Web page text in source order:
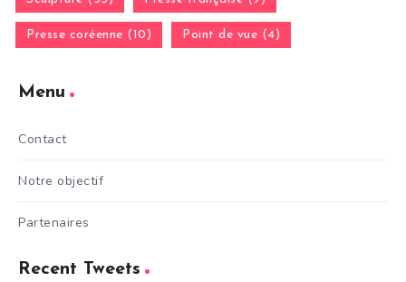
Presse coréenne (10) Point de vue (4)
Menu
Contact
Notre objectif
Partenaires
Recent Tweets